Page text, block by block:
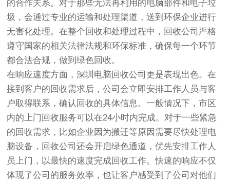
的合作关系。对于那些无法再利用的电脑部件和电子垃
圾，会通过专业的运输和处理渠道，送到环保企业进行
无害化处理。在整个回收和处理过程中，回收公司严格
遵守国家的相关法律法规和环保标准，确保每一个环节
都合法合规，做到绿色回收。
在响应速度方面，深圳电脑回收公司更是表现出色。在
接到客户的回收需求后，公司会立即安排工作人员与客
户取得联系，确认回收的具体信息。一般情况下，市区
内的上门回收服务可以在24小时内完成。对于一些紧急
的回收需求，比如企业因为搬迁等原因需要尽快处理电
脑设备，回收公司还会开启绿色通道，优先安排工作人
员上门，以最快的速度完成回收工作。快速的响应不仅
体现了公司的服务效率，也让客户感受到了公司对他们